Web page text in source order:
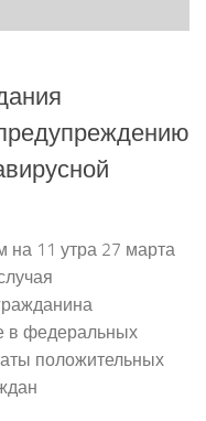
на 11 утра 27 марта
в федеральных
положительных